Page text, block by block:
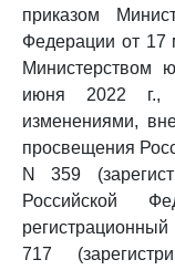
приказом
Федерации от 17
Министерством
июня 2022 г.,
изменениями,
просвещения
N 359
Российской
регистрационный
717